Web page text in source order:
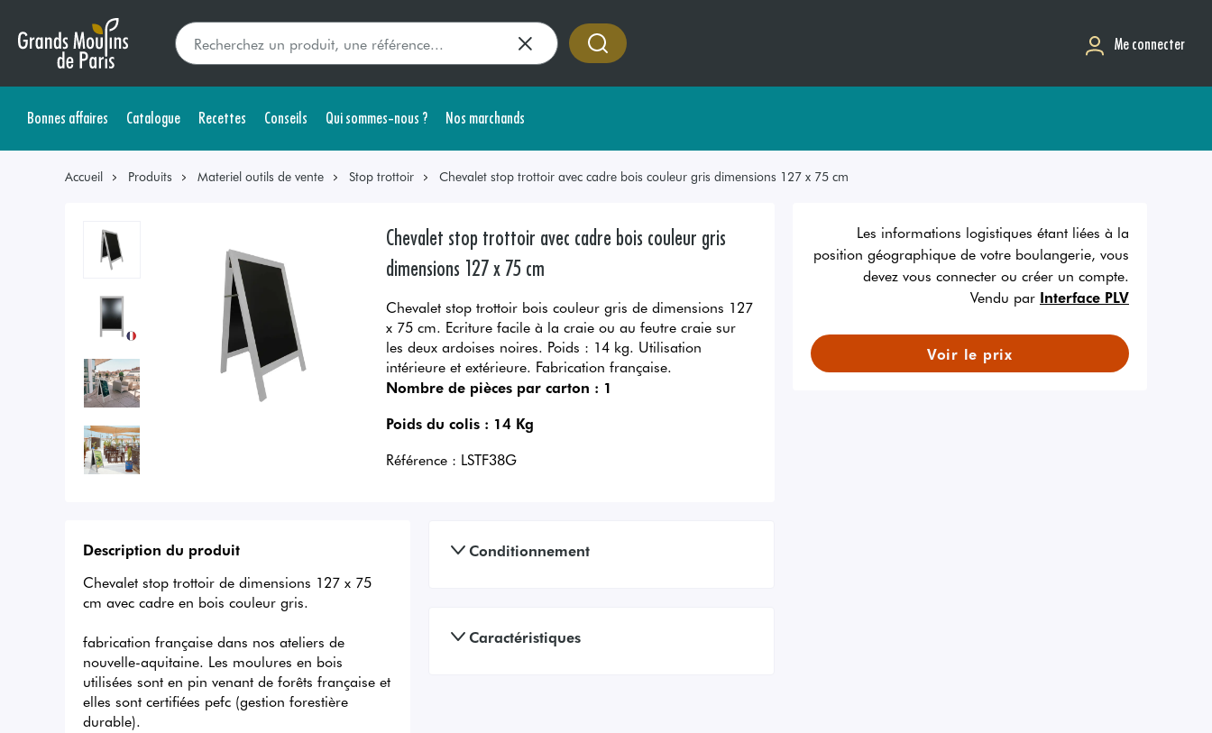
Me connecter
Bonnes affaires Catalogue Recettes Conseils Qui sommes-nous ? Nos marchands
Accueil Produits Materiel outils de vente Stop trottoir Chevalet stop trottoir avec cadre bois couleur gris dimensions 127 x 75 cm
Chevalet stop trottoir avec cadre bois couleur gris
dimensions 127 x 75 cm
Chevalet stop trottoir bois couleur gris de dimensions 127
x 75 cm. Ecriture facile à la craie ou au feutre craie sur
les deux ardoises noires. Poids : 14 kg. Utilisation
intérieure et extérieure. Fabrication française.
Nombre de pièces par carton : 1
Poids du colis : 14 Kg
Référence : LSTF38G
Les informations logistiques étant liées à la
position géographique de votre boulangerie, vous
devez vous connecter ou créer un compte.
Vendu par Interface PLV
Voir le prix
Description du produit
Chevalet stop trottoir de dimensions 127 x 75
cm avec cadre en bois couleur gris.
fabrication française dans nos ateliers de
nouvelle-aquitaine. Les moulures en bois
utilisées sont en pin venant de forêts française et
elles sont certifiées pefc (gestion forestière
durable).
Conditionnement
Caractéristiques